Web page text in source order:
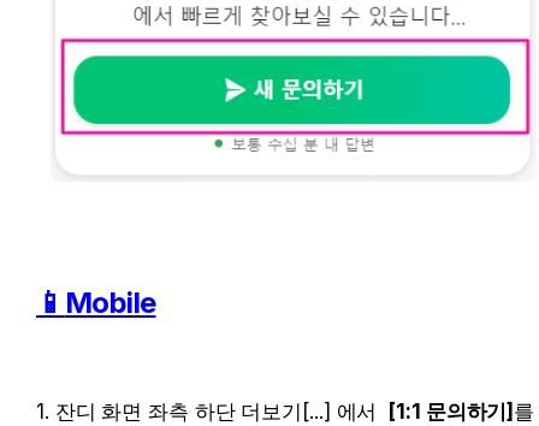
📱 Mobile
1. 잔디 화면 좌측 하단 더보기[...] 에서 [1:1 문의하기] 를